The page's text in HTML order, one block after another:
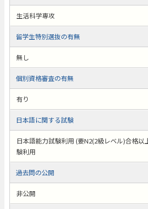
生活科学専攻
留学生特別選抜の有無
無し
個別資格審査の有無
有り
日本語に関する試験
日本語能力試験利用 (要N2(2級レベル)合格以
験利用
過去問の公開
非公開